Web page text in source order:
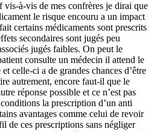
vis-à-vis de mes confrères je dirai que
le risque encouru a un impact
certains médicaments sont prescrits
secondaires sont jugés peu
jugés faibles. On peut le
consulte un médecin il attend le
celle-ci a de grandes chances d’être
autrement, encore faut-il que le
réponse possible et ce n’est pas
la prescription d’un anti
avantages comme celui de revoir
de ces prescriptions sans négliger